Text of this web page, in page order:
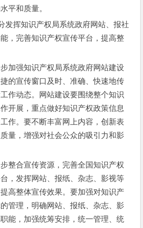
平和质量。
知识产权局系统政府网站、报社
，完善知识产权宣传平台，提高整
知识产权局系统政府网站建设
的宣传窗口及时、准确、快速地传
作动态。网站建设要围绕整个知识
开展，重点做好知识产权政策信息
作。要不断丰富网上内容，创新表
量，增强对社会公众的吸引力和影
宣传资源，完善全国知识产权
，发挥网站、报纸、杂志、影视等
高整体宣传效果。要加强对知识产
管理，明确网站、报纸、杂志、影
能，加强统筹安排，统一管理、统